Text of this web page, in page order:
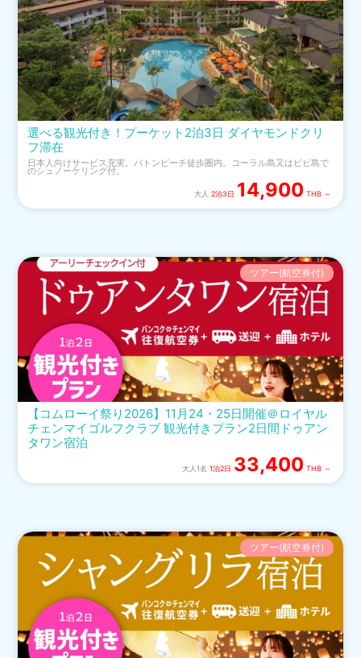
選べる観光付き！プーケット2泊3日 ダイヤモンドクリ
フ滞在
日本人向けサービス充実。パトンビーチ徒歩圏内。コーラル島又はピピ島で
のシュノーケリング付。
大人 2泊3日 14,900 THB ～
【コムローイ祭り2026】11月24・25日開催＠ロイヤル
チェンマイゴルフクラブ 観光付きプラン2日間ドゥアン
タワン宿泊
ツアー(航空券付)
大人1名 1泊2日 33,400 THB ～
ツアー(航空券付)